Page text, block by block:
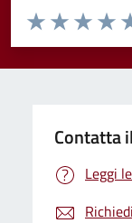
Valuta da 1 a 5 stelle
Valuta 3
Valuta 2
Valuta 1 stelle
Contatta
Leggi